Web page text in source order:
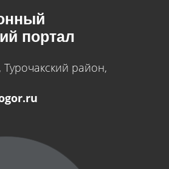
портал
Турочакский район,